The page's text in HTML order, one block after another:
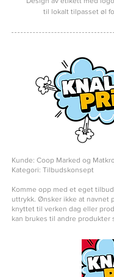
til lokalt tilpasset øl
Kunde: Coop Marked og
Kategori: Tilbudskonsept
Komme opp med et eget
uttrykk. Ønsker ikke at navnet
knyttet til verken dag eller
kan brukes til andre produkter